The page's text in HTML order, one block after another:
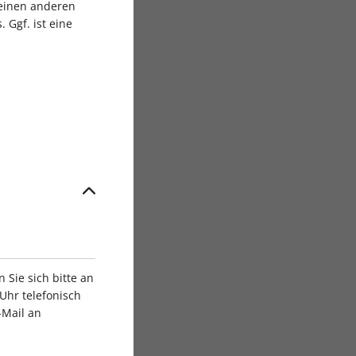
anderen
Ggf. ist eine
Sie sich bitte an
telefonisch
an